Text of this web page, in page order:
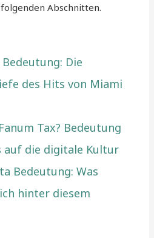
Abschnitten.
Die
des Hits von Miami
Tax? Bedeutung
auf die digitale Kultur
Bedeutung: Was
hinter diesem